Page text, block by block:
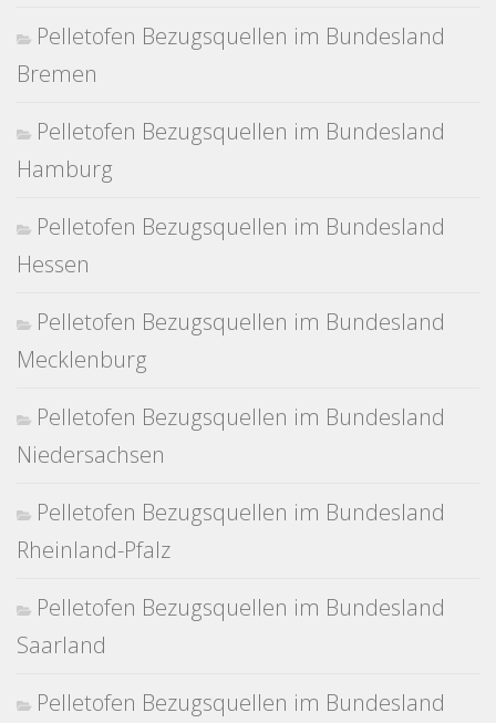
Pelletofen Bezugsquellen im Bundesland
Bremen
Pelletofen Bezugsquellen im Bundesland
Hamburg
Pelletofen Bezugsquellen im Bundesland
Hessen
Pelletofen Bezugsquellen im Bundesland
Mecklenburg
Pelletofen Bezugsquellen im Bundesland
Niedersachsen
Pelletofen Bezugsquellen im Bundesland
Rheinland-Pfalz
Pelletofen Bezugsquellen im Bundesland
Saarland
Pelletofen Bezugsquellen im Bundesland